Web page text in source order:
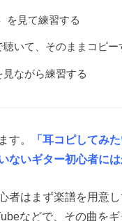
を見て練習する
いて、そのままコピー
ながら練習する
す。
「耳コピしてみ
ないギター初心者に
者はまず楽譜を用意
などで、その曲を